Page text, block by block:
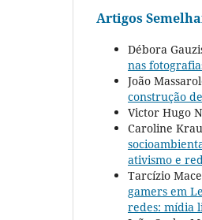
Artigos
Débora
nas
João
construção
Victor Hugo
Caroline
ativismo e
Tarcízio
gamers em
redes: mídia